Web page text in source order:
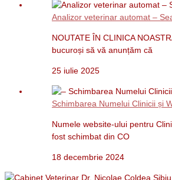
Analizor veterinar automat –
NOUTATE ÎN CLINICA
bucuroși să vă anunțăm că
25 iulie 2025
Schimbarea Numelui Clinicii și
Numele website-ului pentru
fost schimbat din CO
18 decembrie 2024